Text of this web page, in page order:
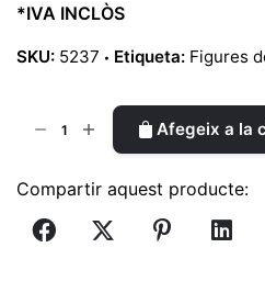
*IVA INCLÒS
SKU: 5237 Etiqueta: Figures
juganera
de
Afegeix a la
Compartir aquest producte: